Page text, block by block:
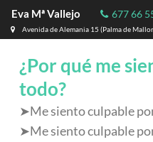
Eva Mª Vallejo 677 66
Avenida de Alemania 15 (Palma de
¿Por qué me
todo?
➤Me siento culpable
➤Me siento culpable